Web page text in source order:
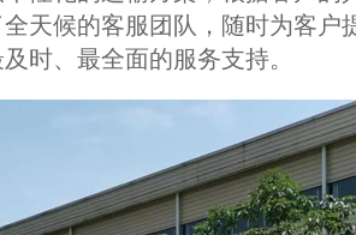
天候的客服团队，随时为客户
时、最全面的服务支持。